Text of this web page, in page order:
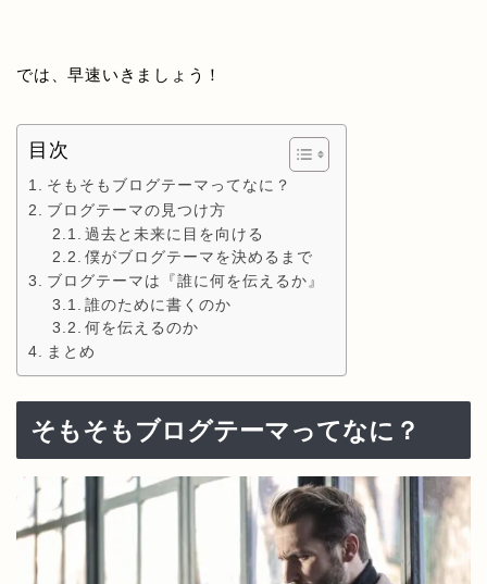
では、早速いきましょう！
目次
そもそもブログテーマってなに？
ブログテーマの見つけ方
過去と未来に目を向ける
僕がブログテーマを決めるまで
ブログテーマは『誰に何を伝えるか』
誰のために書くのか
何を伝えるのか
まとめ
そもそもブログテーマってなに？